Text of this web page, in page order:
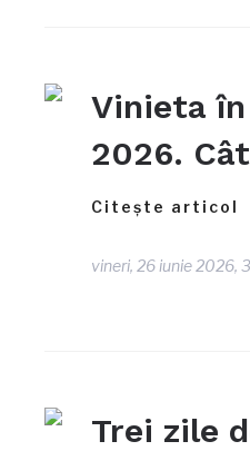
Vinieta
2026.
Citește articol
vineri, 26 iunie 2026,
Trei zile